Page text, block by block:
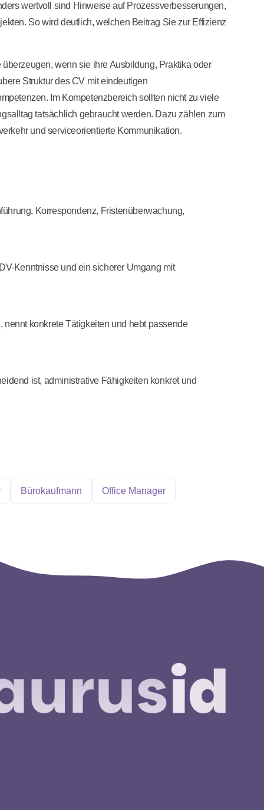
wertvoll sind Hinweise auf Prozessverbesserungen,
So wird deutlich, welchen Beitrag Sie zur Effizienz
wenn sie ihre Ausbildung, Praktika oder
Struktur des CV mit eindeutigen
Im Kompetenzbereich sollten nicht zu viele
tatsächlich gebraucht werden. Dazu zählen zum
und serviceorientierte Kommunikation.
Korrespondenz, Fristenüberwachung,
Kenntnisse und ein sicherer Umgang mit
konkrete Tätigkeiten und hebt passende
ist, administrative Fähigkeiten konkret und
Bürokaufmann Office Manager